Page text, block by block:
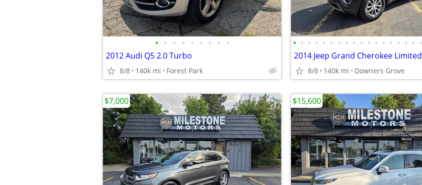
• • • • • • • • •
2012 Audi Q5 2.0 Turbo
8/8 140k mi Forest Park
• • • • • • • • • • • • • • • • • •
2014 Jeep Grand Cherokee Limited
8/8 140k mi Downers Grove
$7,000 $15,600